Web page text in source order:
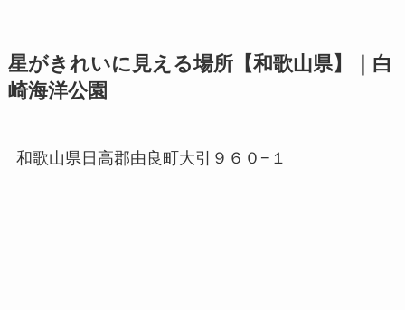
星がきれいに見える場所【和歌山県】｜白
崎海洋公園
和歌山県日高郡由良町大引９６０−１